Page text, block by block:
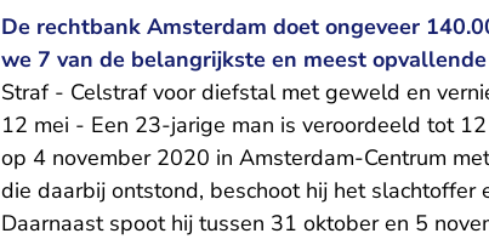
De rechtbank Amsterdam doet ongeveer
we 7 van de belangrijkste en meest
Straf - Celstraf voor diefstal met geweld en
12 mei - Een 23-jarige man is veroordeeld tot
op 4 november 2020 in Amsterdam-Centrum
die daarbij ontstond, beschoot hij het slachtoffer
Daarnaast spoot hij tussen 31 oktober en 5